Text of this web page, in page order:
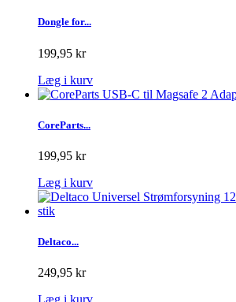
Dongle for...
199,95 kr
Læg i kurv
CoreParts...
199,95 kr
Læg i kurv
Deltaco...
249,95 kr